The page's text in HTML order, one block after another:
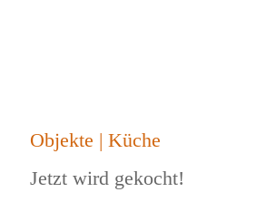
Objekte | Küche
Jetzt wird gekocht!